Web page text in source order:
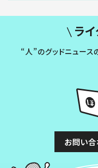
ラ
“人”のグッドニュース
お問い